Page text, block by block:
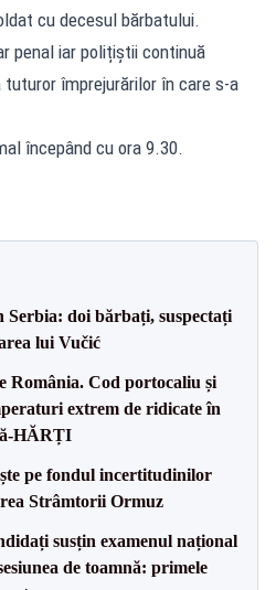
cu decesul bărbatului.
penal iar polițiștii continuă
împrejurărilor în care s-a
începând cu ora 9.30.
Serbia: doi bărbați, suspectați
lui Vučić
România. Cod portocaliu și
extrem de ridicate în
HĂRȚI
pe fondul incertitudinilor
Strâmtorii Ormuz
susțin examenul național
de toamnă: primele